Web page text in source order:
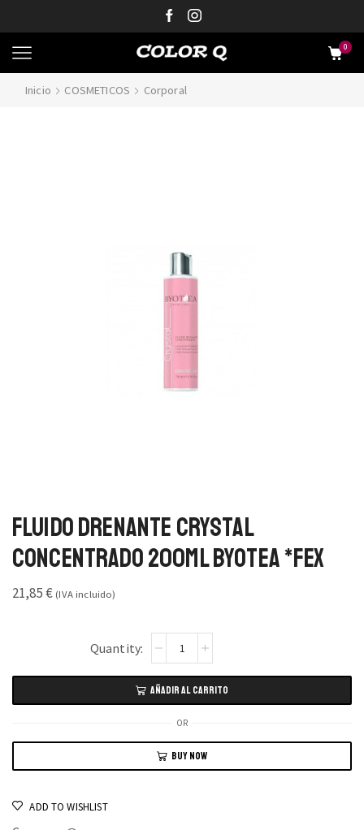
0
Inicio COSMETICOS Corporal
Fluido Drenante Crystal
Concentrado 200ml Byotea *FEX
21,85€ (IVA incluido)
AÑADIR AL CARRITO
OR
BUY NOW
ADD TO WISHLIST